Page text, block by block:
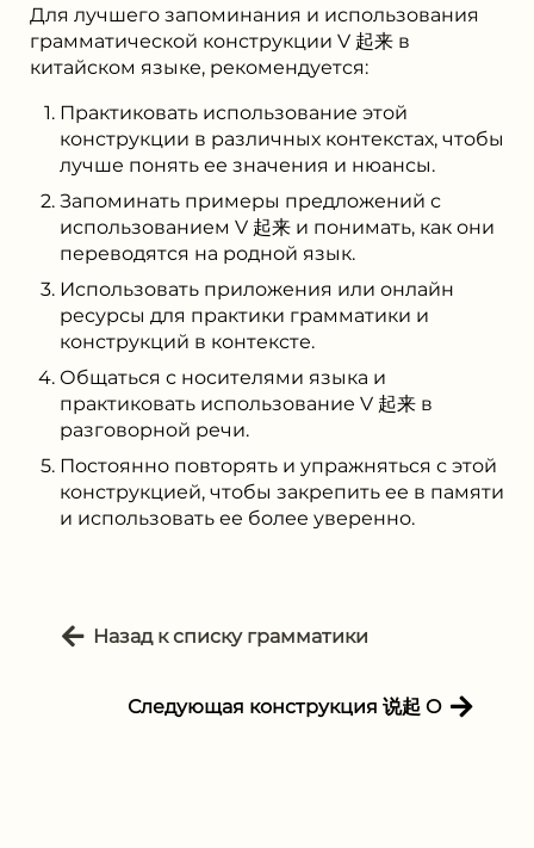
Для лучшего запоминания и использования
грамматической конструкции V 起来 в
китайском языке, рекомендуется:
Практиковать использование этой
конструкции в различных контекстах, чтобы
лучше понять ее значения и нюансы.
Запоминать примеры предложений с
использованием V 起来 и понимать, как они
переводятся на родной язык.
Использовать приложения или онлайн
ресурсы для практики грамматики и
конструкций в контексте.
Общаться с носителями языка и
практиковать использование V 起来 в
разговорной речи.
Постоянно повторять и упражняться с этой
конструкцией, чтобы закрепить ее в памяти
и использовать ее более уверенно.
Назад к списку грамматики
Следующая конструкция 说起 O